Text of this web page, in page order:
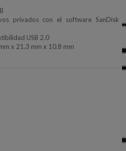
privados con el software SanDisk
USB 2.0
x 21.3 mm x 10.8 mm